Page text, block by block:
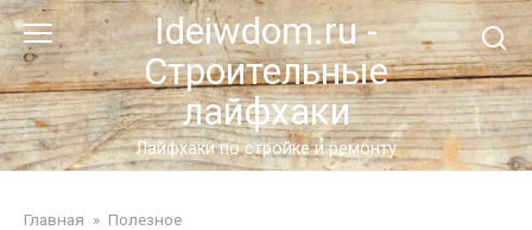
Перейти
к
контенту
Ideiwdom.ru -
Строительные
лайфхаки
Лайфхаки по стройке и ремонту
Главная » Полезное